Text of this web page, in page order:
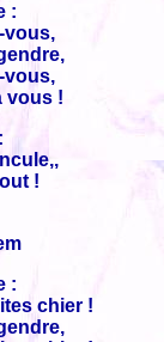
:
vous,
vous,
vous !
!
:
chier !